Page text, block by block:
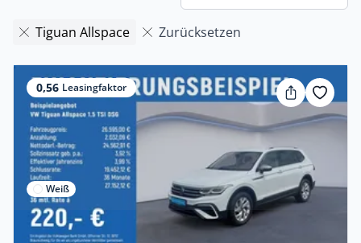
Tiguan Allspace Zurücksetzen
0,56 Leasingfaktor
Weiß
Privat